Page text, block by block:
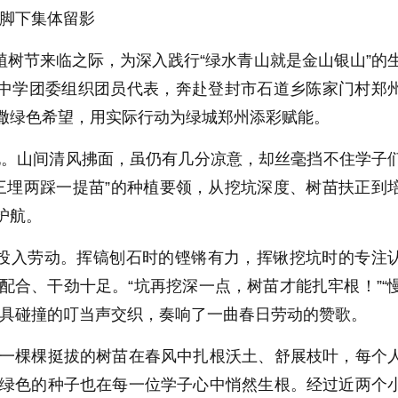
下集体留影
来临之际，为深入践行“绿水青山就是金山银山”的
学团委组织团员代表，奔赴登封市石道乡陈家门村郑
色希望，用实际行动为绿城郑州添彩赋能。
间清风拂面，虽仍有几分凉意，却丝毫挡不住学子
两踩一提苗”的种植要领，从挖坑深度、树苗扶正到
。
劳动。挥镐刨石时的铿锵有力，挥锹挖坑时的专注
、干劲十足。“坑再挖深一点，树苗才能扎牢根！”“
碰撞的叮当声交织，奏响了一曲春日劳动的赞歌。
棵挺拔的树苗在春风中扎根沃土、舒展枝叶，每个
色的种子也在每一位学子心中悄然生根。经过近两个